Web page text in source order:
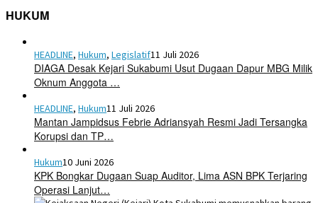
HUKUM
HEADLINE, Hukum, Legislatif11 Juli 2026
DIAGA Desak Kejari Sukabumi Usut Dugaan Dapur MBG Milik
Oknum Anggota …
HEADLINE, Hukum11 Juli 2026
Mantan Jampidsus Febrie Adriansyah Resmi Jadi Tersangka
Korupsi dan TP…
Hukum10 Juni 2026
KPK Bongkar Dugaan Suap Auditor, Lima ASN BPK Terjaring
Operasi Lanjut…